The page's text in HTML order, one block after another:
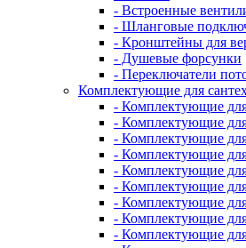
- Встроенные
- Шланговые
- Кронштейны для
- Душевые форсунки
- Переключатели
Комплектующие для
- Комплектующие
- Комплектующие
- Комплектующие
- Комплектующие
- Комплектующие
- Комплектующие
- Комплектующие
- Комплектующие
- Комплектующие